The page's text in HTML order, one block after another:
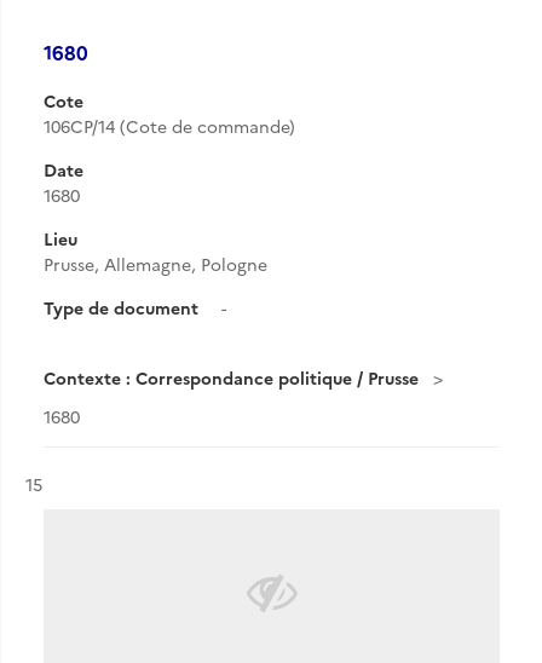
1680
Cote
106CP/14 (Cote de commande)
Date
1680
Lieu
Prusse, Allemagne, Pologne
Type de document
-
Contexte : Correspondance politique / Prusse
1680
Résultat n°
15